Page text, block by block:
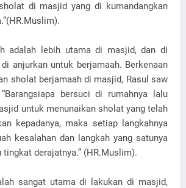
di masjid yang di kumandangkan
adalah lebih utama di masjid, dan di
anjurkan untuk berjamaah. Berkenaan
sholat berjamaah di masjid, Rasul saw
bersuci di rumahnya lalu
untuk menunaikan sholat yang telah
kepadanya, maka setiap langkahnya
kesalahan dan langkah yang satunya
derajatnya.” (HR.Muslim).
sangat utama di lakukan di masjid,